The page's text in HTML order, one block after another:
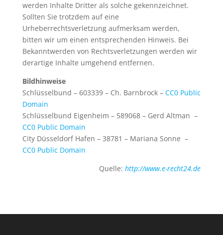
werden Inhalte Dritter als solche gekennzeichnet.
Sollten Sie trotzdem auf eine
Urheberrechtsverletzung aufmerksam werden,
bitten wir um einen entsprechenden Hinweis. Bei
Bekanntwerden von Rechtsverletzungen werden wir
derartige Inhalte umgehend entfernen.
Bildhinweise
Schlüsselbund – 603339 – Ch. Barnbrock – CC0 Public
Domain
Schlüsselbund Eigenheim – 589068 – Gerd Altman –
CC0 Public Domain
City Düsseldorf Hafen – 38781 – Mariana Sonne –
CC0 Public Domain
Quelle:http://www.e-recht24.de